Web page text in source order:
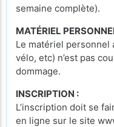
semaine complète).
MATÉRIEL
Le matériel personnel
vélo, etc) n’est pas
dommage.
INSCRIPTION :
L’inscription doit se
en ligne sur le site